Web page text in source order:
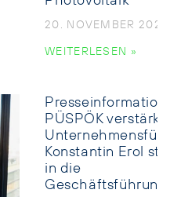
20. NOVEMBER 2024
WEITERLESEN »
Presseinformation:
PÜSPÖK verstärkt
Konstantin Erol
in die